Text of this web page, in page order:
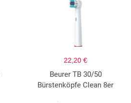
22,20 €
Beurer TB 30/50
Bürstenköpfe Clean 8er